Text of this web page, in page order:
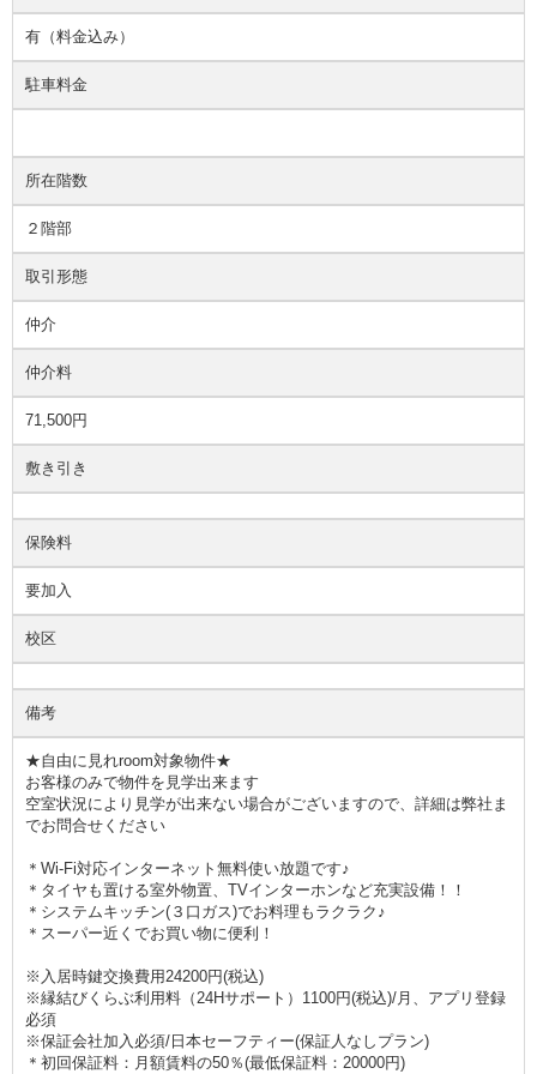
有（料金込み）
駐車料金
所在階数
２階部
取引形態
仲介
仲介料
71,500円
敷き引き
保険料
要加入
校区
備考
★自由に見れroom対象物件★
お客様のみで物件を見学出来ます
空室状況により見学が出来ない場合がございますので、詳細は弊社ま
でお問合せください
＊Wi-Fi対応インターネット無料使い放題です♪
＊タイヤも置ける室外物置、TVインターホンなど充実設備！！
＊システムキッチン(３口ガス)でお料理もラクラク♪
＊スーパー近くでお買い物に便利！
※入居時鍵交換費用24200円(税込)
※縁結びくらぶ利用料（24Hサポート）1100円(税込)/月、アプリ登録
必須
※保証会社加入必須/日本セーフティー(保証人なしプラン)
＊初回保証料：月額賃料の50％(最低保証料：20000円)